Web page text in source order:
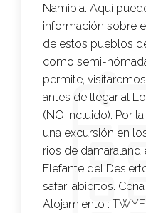
Namibia. Aquí
información sobre
de estos pueblos
como semi-
permite,
antes de llegar al
(NO incluido). Por
una excursión en
rios de damaraland
Elefante del
safari abiertos.
Alojamiento :